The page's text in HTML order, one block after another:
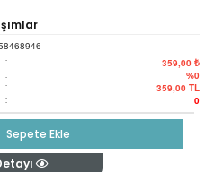
: 359,00 ₺
: %0
: 359,00 TL
: 0
Sepete Ekle